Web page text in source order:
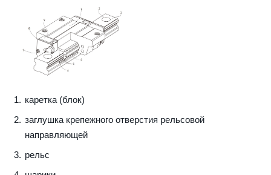
каретка (блок)
заглушка крепежного отверстия рельсовой
направляющей
рельс